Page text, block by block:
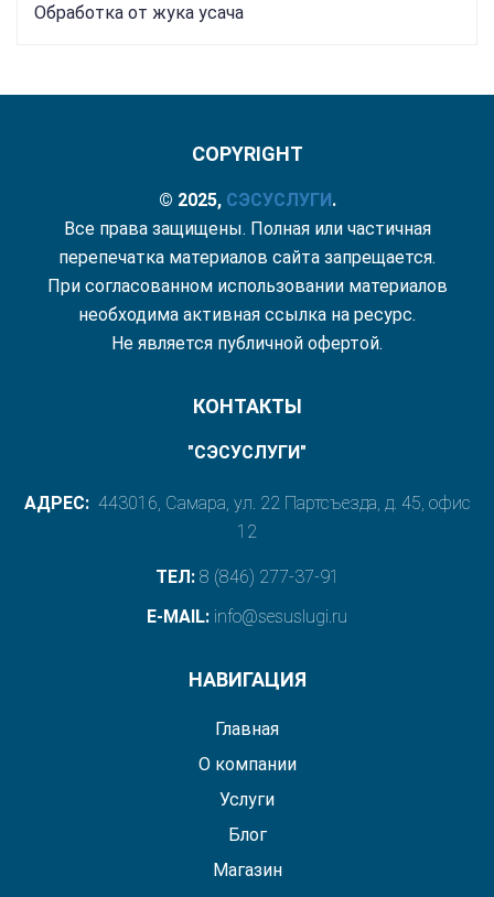
Обработка от жука усача
COPYRIGHT
© 2025, СЭСУСЛУГИ.
Все права защищены. Полная или частичная
перепечатка материалов сайта запрещается.
При согласованном использовании материалов
необходима активная ссылка на ресурс.
Не является публичной офертой.
КОНТАКТЫ
"СЭСУСЛУГИ"
АДРЕС: 443016, Самара, ул. 22 Партсъезда, д. 45, офис
12
ТЕЛ: 8 (846) 277-37-91
E-MAIL: info@sesuslugi.ru
НАВИГАЦИЯ
Главная
О компании
Услуги
Блог
Магазин